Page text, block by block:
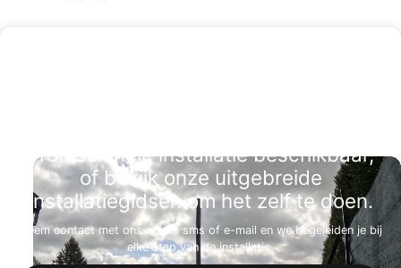
Professionele installatie beschikbaar,
of bekijk onze uitgebreide
installatiegidsen om het zelf te doen.
Neem contact met ons op via sms of e-mail en we begeleiden je bij
elke stap van de installatie.